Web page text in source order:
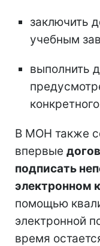
заключить
учебным
выполнить
В МОН также
впервые
подписать
электронном
помощью
электронной
время